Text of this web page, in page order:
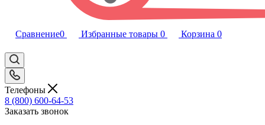
Сравнение0 Избранные товары 0 Корзина 0
Телефоны
8 (800) 600-64-53
Заказать звонок